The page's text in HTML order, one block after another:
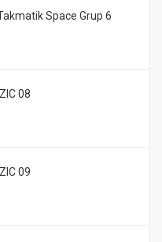
Space Grup 6
08
09